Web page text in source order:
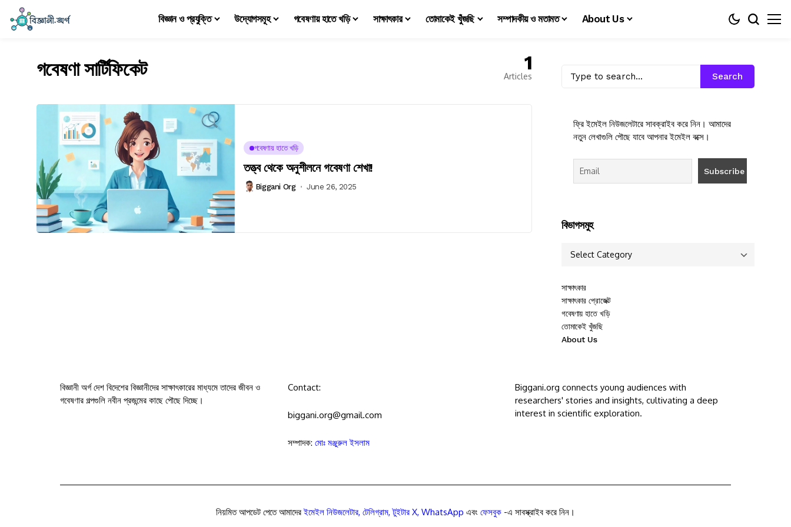
বিজ্ঞান ও প্রযুক্তি উদ্যোগসমূহ গবেষণায় হাতে খড়ি সাক্ষাৎকার তোমাকেই খুঁজছি সম্পাদকীয় ও মতামত About Us
গবেষণা সার্টিফিকেট 1
Articles
গবেষণায় হাতে খড়ি
তত্ত্ব থেকে অনুশীলনে গবেষণা শেখা!
Biggani Org June 26, 2025
Search
ফ্রি ইমেইল নিউজলেটারে সাবক্রাইব করে নিন। আমাদের
নতুন লেখাগুলি পৌছে যাবে আপনার ইমেইল বক্সে।
বিভাগসমুহ
সাক্ষাৎকার
সাক্ষাৎকার প্রোজেক্ট
গবেষণায় হাতে খড়ি
তোমাকেই খুঁজছি
About Us
বিজ্ঞানী অর্গ দেশ বিদেশের বিজ্ঞানীদের সাক্ষাৎকারের মাধ্যমে তাদের জীবন ও
গবেষণার গল্পগুলি নবীন প্রজন্মের কাছে পৌছে দিচ্ছে।
Contact:
biggani.org@gmail.com
সম্পাদক: মোঃ মঞ্জুরুল ইসলাম
Biggani.org connects young audiences with
researchers' stories and insights, cultivating a deep
interest in scientific exploration.
নিয়মিত আপডেট পেতে আমাদেরইমেইল নিউজলেটার, টেলিগ্রাম,টুইটার X, WhatsApp এবং ফেসবুক -এ সাবস্ক্রাইব করে নিন।